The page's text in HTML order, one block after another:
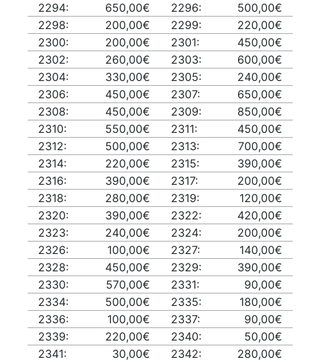
2294:
650,00€ 2296:
500,00€
2298:
200,00€ 2299:
220,00€
2300:
200,00€ 2301:
450,00€
2302:
260,00€ 2303:
600,00€
2304:
330,00€ 2305:
240,00€
2306:
450,00€ 2307:
650,00€
2308:
450,00€ 2309:
850,00€
2310:
550,00€ 2311:
450,00€
2312:
500,00€ 2313:
700,00€
2314:
220,00€ 2315:
390,00€
2316:
390,00€ 2317:
200,00€
2318:
280,00€ 2319:
120,00€
2320:
390,00€ 2322:
420,00€
2323:
240,00€ 2324:
200,00€
2326:
100,00€ 2327:
140,00€
2328:
450,00€ 2329:
390,00€
2330:
570,00€ 2331:
90,00€
2334:
500,00€ 2335:
180,00€
2336:
100,00€ 2337:
90,00€
2339:
220,00€ 2340:
50,00€
2341:
30,00€ 2342:
280,00€